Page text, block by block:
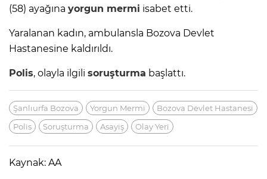
(58) ayağına yorgun mermi isabet etti.
Yaralanan kadın, ambulansla Bozova Devlet
Hastanesine kaldırıldı.
Polis, olayla ilgili soruşturma başlattı.
Şanlıurfa Bozova Yorgun Mermi
Bozova Devlet Hastanesi
Polis
Soruşturma Asayiş Olay Yeri
Kaynak: AA